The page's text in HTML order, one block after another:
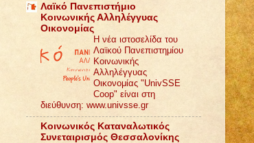
Λαϊκό Πανεπιστήμιο
Κοινωνικής Αλληλέγγυας
Οικονομίας
Η νέα ιστοσελίδα του
Λαϊκού Πανεπιστημίου
Κοινωνικής
Αλληλέγγυας
Οικονομίας "UnivSSE
Coop" είναι στη
διεύθυνση: www.univsse.gr
Κοινωνικός Καταναλωτικός
Συνεταιρισμός Θεσσαλονίκης